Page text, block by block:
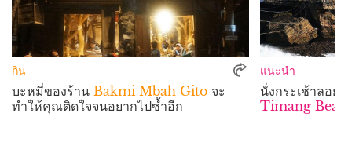
กิน
บะหมี่ของร้าน Bakmi Mbah Gito จะ
ทำให้คุณติดใจจนอยากไปซ้ำอีก
แนะนำ
นั่งกระเช้าลอย
Timang